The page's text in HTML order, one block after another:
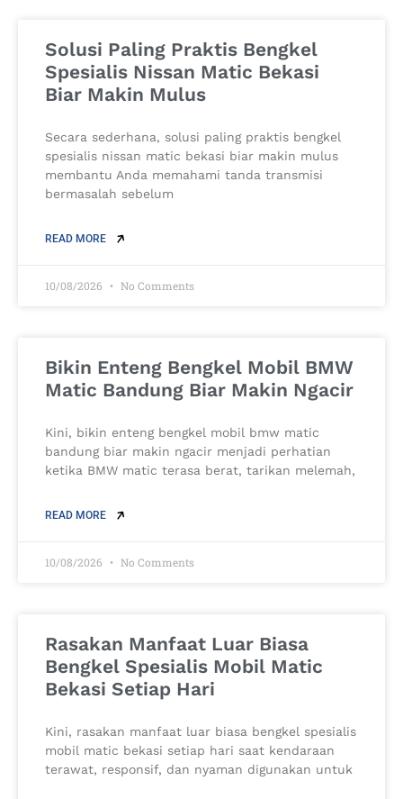
Solusi Paling Praktis Bengkel
Spesialis Nissan Matic Bekasi
Biar Makin Mulus
Secara sederhana, solusi paling praktis bengkel
spesialis nissan matic bekasi biar makin mulus
membantu Anda memahami tanda transmisi
bermasalah sebelum
READ MORE
10/08/2026 No Comments
Bikin Enteng Bengkel Mobil BMW
Matic Bandung Biar Makin Ngacir
Kini, bikin enteng bengkel mobil bmw matic
bandung biar makin ngacir menjadi perhatian
ketika BMW matic terasa berat, tarikan melemah,
READ MORE
10/08/2026 No Comments
Rasakan Manfaat Luar Biasa
Bengkel Spesialis Mobil Matic
Bekasi Setiap Hari
Kini, rasakan manfaat luar biasa bengkel spesialis
mobil matic bekasi setiap hari saat kendaraan
terawat, responsif, dan nyaman digunakan untuk